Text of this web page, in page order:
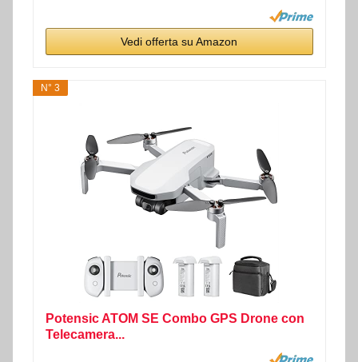
Vedi offerta su Amazon
N° 3
Potensic ATOM SE Combo GPS Drone con
Telecamera...